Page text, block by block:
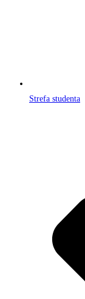
Strefa studenta